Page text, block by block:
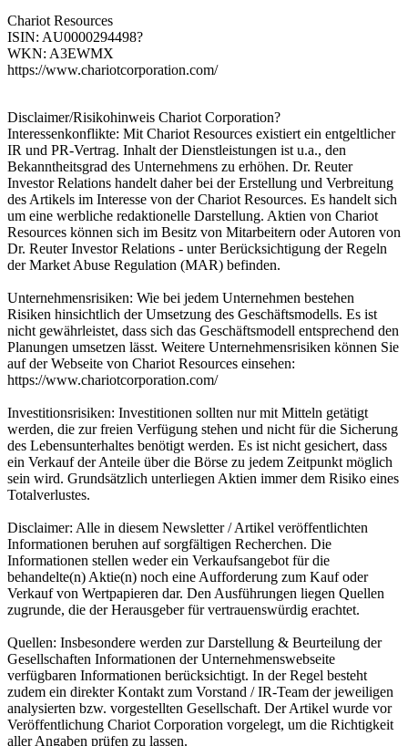
Chariot Resources
ISIN: AU0000294498?
WKN: A3EWMX
https://www.chariotcorporation.com/
Disclaimer/Risikohinweis Chariot Corporation?
Interessenkonflikte: Mit Chariot Resources existiert ein entgeltlicher
IR und PR-Vertrag. Inhalt der Dienstleistungen ist u.a., den
Bekanntheitsgrad des Unternehmens zu erhöhen. Dr. Reuter
Investor Relations handelt daher bei der Erstellung und Verbreitung
des Artikels im Interesse von der Chariot Resources. Es handelt sich
um eine werbliche redaktionelle Darstellung. Aktien von Chariot
Resources können sich im Besitz von Mitarbeitern oder Autoren von
Dr. Reuter Investor Relations - unter Berücksichtigung der Regeln
der Market Abuse Regulation (MAR) befinden.
Unternehmensrisiken: Wie bei jedem Unternehmen bestehen
Risiken hinsichtlich der Umsetzung des Geschäftsmodells. Es ist
nicht gewährleistet, dass sich das Geschäftsmodell entsprechend den
Planungen umsetzen lässt. Weitere Unternehmensrisiken können Sie
auf der Webseite von Chariot Resources einsehen:
https://www.chariotcorporation.com/
Investitionsrisiken: Investitionen sollten nur mit Mitteln getätigt
werden, die zur freien Verfügung stehen und nicht für die Sicherung
des Lebensunterhaltes benötigt werden. Es ist nicht gesichert, dass
ein Verkauf der Anteile über die Börse zu jedem Zeitpunkt möglich
sein wird. Grundsätzlich unterliegen Aktien immer dem Risiko eines
Totalverlustes.
Disclaimer: Alle in diesem Newsletter / Artikel veröffentlichten
Informationen beruhen auf sorgfältigen Recherchen. Die
Informationen stellen weder ein Verkaufsangebot für die
behandelte(n) Aktie(n) noch eine Aufforderung zum Kauf oder
Verkauf von Wertpapieren dar. Den Ausführungen liegen Quellen
zugrunde, die der Herausgeber für vertrauenswürdig erachtet.
Quellen: Insbesondere werden zur Darstellung & Beurteilung der
Gesellschaften Informationen der Unternehmenswebseite
verfügbaren Informationen berücksichtigt. In der Regel besteht
zudem ein direkter Kontakt zum Vorstand / IR-Team der jeweiligen
analysierten bzw. vorgestellten Gesellschaft. Der Artikel wurde vor
Veröffentlichung Chariot Corporation vorgelegt, um die Richtigkeit
aller Angaben prüfen zu lassen.